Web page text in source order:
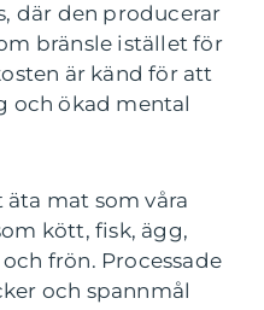
där den producerar
bränsle istället för
är känd för att
och ökad mental
mat som våra
kött, fisk, ägg,
frön. Processade
och spannmål